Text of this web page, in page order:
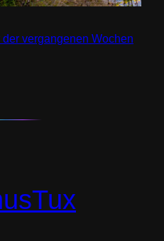
vergangenen Wochen